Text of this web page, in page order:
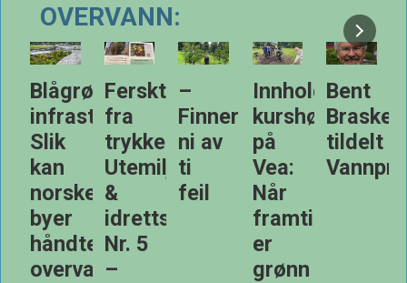
OVERVANN:
–
Finner
ni av
ti
feil
Innholdsrik
kurshøst
på
Vea:
Når
framtida
er
grønn
Bent
Braskerud
tildelt
Vannprisen
Varmere
og
våtere
klima
- hva
gjør
vi?
kan
kreve
private